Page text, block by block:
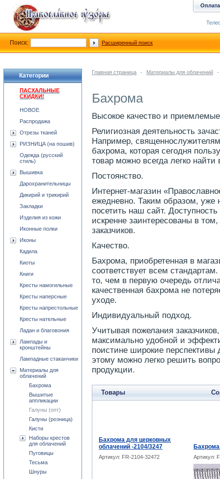
Главная страница - Материалы для облачений -
Бахрома
Высокое качество и
Религиозная деятельность
Например,
бахрома, которая сегодня
товар можно всегда легко найти
Постоянство.
Интернет-магазин
ежедневно. Таким образом, уже
посетить наш сайт.
искренне заинтересованы в
заказчиков.
Качество.
Бахрома, приобретенная в
соответствует всем
то, чем в первую очередь
качественная бахрома не
уходе.
Индивидуальный подход.
Учитывая пожелания
максимально удобной и
поистине широкие перспективы
этому можно легко решить
продукции.
Товары
Бахрома для церковных
облачений -2104/3247
Артикул: FR-2104-32472 Артикул:
Категории
ПАСХАЛЬНЫЕ
СКИДКИ!
НОВОЕ
Распродажа
Отрезы тканей
РИЗНИЦА (на пошив)
Одежда (русский
стиль)
Вышивка
Дарохранительницы
Дикирий и трикирий
Закладки
Изделия из кожи
Иконные полки
Иконы
Кадила
Киоты
Книги
Кресты намогильные
Кресты наперсные
Кресты напрестольные
Кресты нательные
Ладан и благовония
Лампады и
кронштейны
Лампадные стаканчики
Материалы для
облачений
Бахрома
Вышитые
аппликации
Галуны (опт)
Галуны (розница)
Кисти
Наборы крестов
для облачений
Пуговицы
Тесьма
Шнуры
Оплата
Поиск: Расширенный поиск